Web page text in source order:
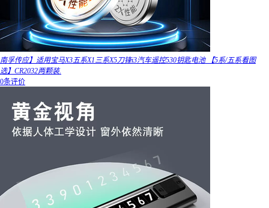
南孚传应】适用宝马X3五系X1三系X5刀锋i3汽车遥控530钥匙电池 【5系/五系看图
选】CR2032两颗装.
0条评价